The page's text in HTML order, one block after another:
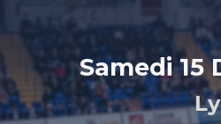
Samedi 15